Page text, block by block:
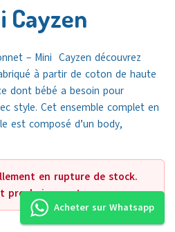
Cayzen
– Mini Cayzen découvrez
à partir de coton de haute
dont bébé a besoin pour
style. Cet ensemble complet en
est composé d’un body,
en rupture de stock.
prochainement.
Acheter sur Whatsapp